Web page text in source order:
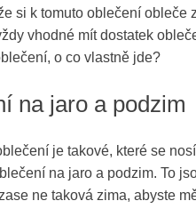
si k tomuto oblečení
vhodné mít dostatek
o co vlastně jde?
na jaro a podzim
je takové, které se
na jaro a podzim. To
ne taková zima, abyste